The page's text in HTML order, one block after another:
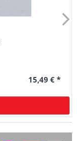
15,49 € *